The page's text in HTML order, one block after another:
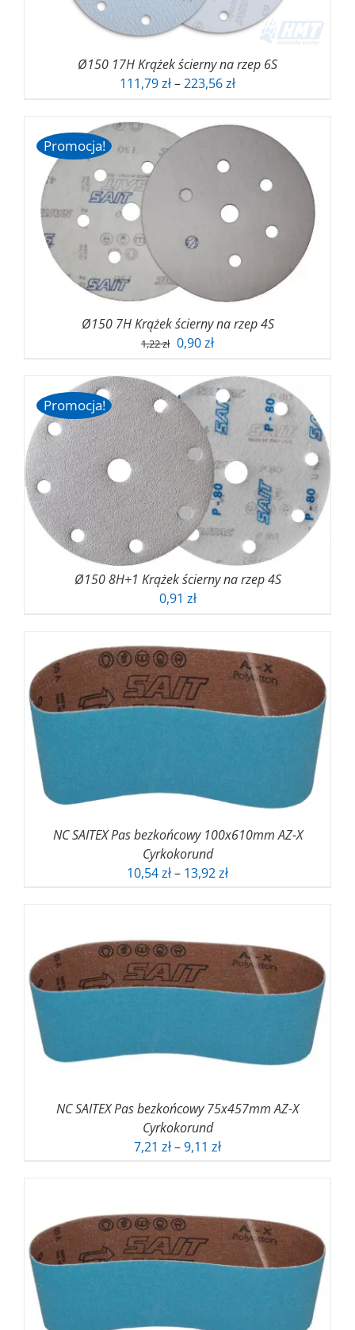
Ø150 17H Krążek ścierny na rzep 6S
111,79zł–223,56złZakres
od
111,79 zł
223,56 zł
Promocja!
Ø150 7H Krążek ścierny na rzep 4S
1,22zł Pierwotna
wynosiła:
1,22 zł.
0,90złAktualna
wynosi:
0,90 zł.
Promocja!
Ø150 8H+1 Krążek ścierny na rzep 4S
0,91 zł
NC SAITEX Pas bezkońcowy 100x610mm AZ-X
Cyrkokorund
10,54zł– 13,92złZakres
do
13,92 zł
NC SAITEX Pas bezkońcowy 75x457mm AZ-X
Cyrkokorund
7,21 zł–9,11 złZakres
do
9,11 zł